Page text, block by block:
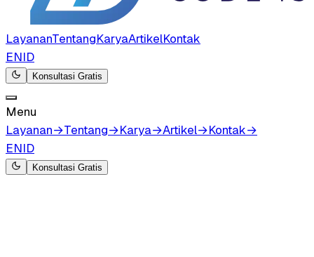
LayananTentangKaryaArtikelKontak
ENID
Konsultasi Gratis
Menu
Layanan→Tentang→Karya→Artikel→Kontak→
ENID
Konsultasi Gratis